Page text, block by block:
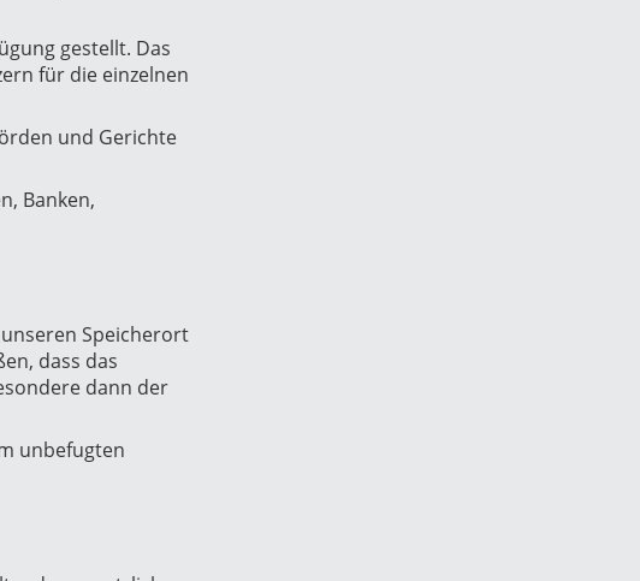
gestellt. Das
für die einzelnen
und Gerichte
Banken,
Speicherort
dass das
dann der
unbefugten